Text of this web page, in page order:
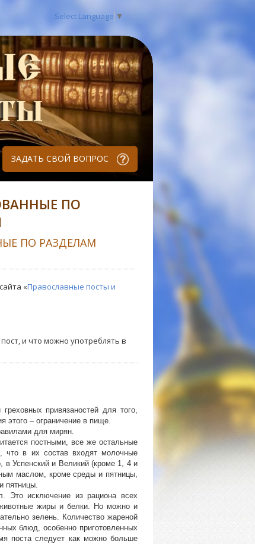
Select Language ▼
ЗАДАТЬ СВОЙ ВОПРОС
ПО
ПО РАЗДЕЛАМ
«Православные посты и
и что можно употреблять в
привязаностей для того,
этого – ограничение в пище.
для мирян.
постными, все же остальные
что в их состав входят молочные
в Успенский и Великий (кроме 1, 4 и
маслом, кроме среды и пятницы,
пятницы.
Это исключение из рациона всех
жиры и белки. Но можно и
зелень. Количество жареной
блюд, особенно приготовленных
поста следует как можно больше